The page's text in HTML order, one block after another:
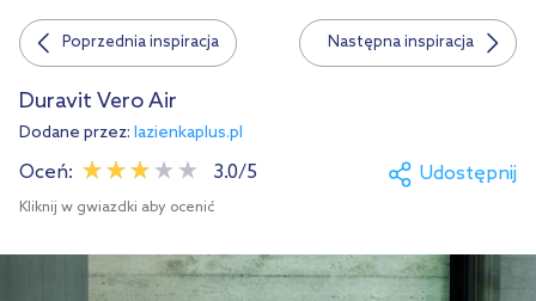
Duravit Vero Air
Dodane przez: lazienkaplus.pl
Oceń: 3.0/5
Kliknij w gwiazdki aby ocenić
Udostępnij
Poprzednia inspiracja Następna inspiracja